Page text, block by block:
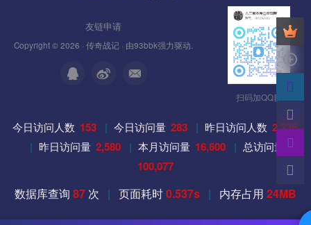
7000 （D:\mud2.0\GateServer\logingate\LoginGate.ini 文件
[Setup]的 LoginGateListen=7000 值）
友链申请
Copyright © 2026 · 传奇战记 · 由93bbk强力驱动.
扫码加QQ群
今日访问人数 153 | 今日访问量 283 | 昨日访问人数 2,225
| 昨日访问量 2,580 | 本月访问量 16,600 | 总访问量
100,077
数据库查询 87 次 | 页面耗时0.537s | 内存占用 24MB